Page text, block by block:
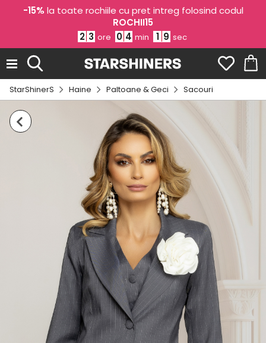
-15% la toate rochiile cu pret intreg folosind codul
ROCHII15
2 3 ore 0 4 min 1 9 sec
StarShinerS Haine Paltoane & Geci Sacouri